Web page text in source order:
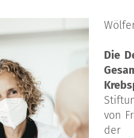
Die
von
der